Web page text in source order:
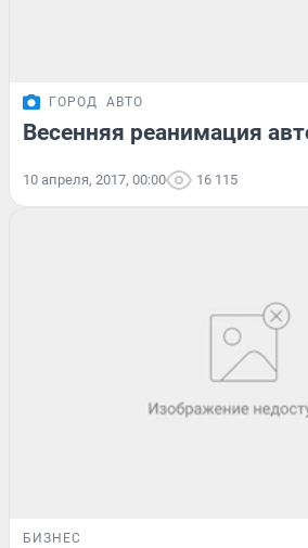
ГОРОД АВТО
Весенняя реанимация
10 апреля, 2017, 00:00 16 115
БИЗНЕС